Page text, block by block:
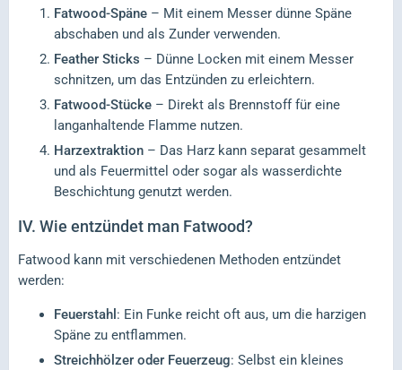
Fatwood-Späne – Mit einem Messer dünne Späne
abschaben und als Zunder verwenden.
Feather Sticks – Dünne Locken mit einem Messer
schnitzen, um das Entzünden zu erleichtern.
Fatwood-Stücke – Direkt als Brennstoff für eine
langanhaltende Flamme nutzen.
Harzextraktion – Das Harz kann separat gesammelt
und als Feuermittel oder sogar als wasserdichte
Beschichtung genutzt werden.
IV. Wie entzündet man Fatwood?
Fatwood kann mit verschiedenen Methoden entzündet
werden:
Feuerstahl : Ein Funke reicht oft aus, um die harzigen
Späne zu entflammen.
Streichhölzer oder Feuerzeug: Selbst ein kleines